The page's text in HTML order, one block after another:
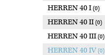
HERREN 40 I (0)
HERREN 40 II (0)
HERREN 40 III (0)
HERREN 40 IV(0)